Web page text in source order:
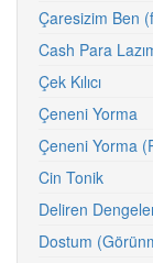
Çaresizim Ben
Cash Para
Çek Kılıcı
Çeneni Yorma
Çeneni Yorma
Cin Tonik
Deliren
Dostum